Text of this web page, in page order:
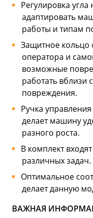
Регулировка
адаптировать
работы и типам
Защитное кольцо
оператора и
возможные
работать вблизи
повреждения.
Ручка
делает машину
разного роста.
В комплект
различных задач.
Оптимальное
делает данную
ВАЖНАЯ